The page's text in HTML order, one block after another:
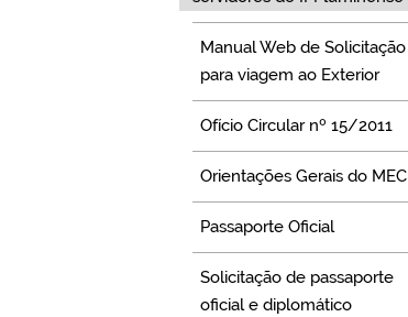
Manual Web de Solicitação
para viagem ao Exterior
Ofício Circular nº 15/2011
Orientações Gerais do MEC
Passaporte Oficial
Solicitação de passaporte
oficial e diplomático